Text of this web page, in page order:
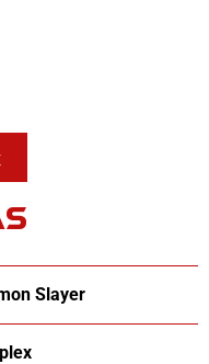
Slayer